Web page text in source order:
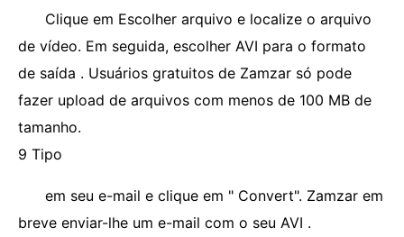
Clique em Escolher arquivo e localize o arquivo
de vídeo. Em seguida, escolher AVI para o formato
de saída . Usuários gratuitos de Zamzar só pode
fazer upload de arquivos com menos de 100 MB de
tamanho.
9 Tipo
em seu e-mail e clique em " Convert". Zamzar em
breve enviar-lhe um e-mail com o seu AVI .